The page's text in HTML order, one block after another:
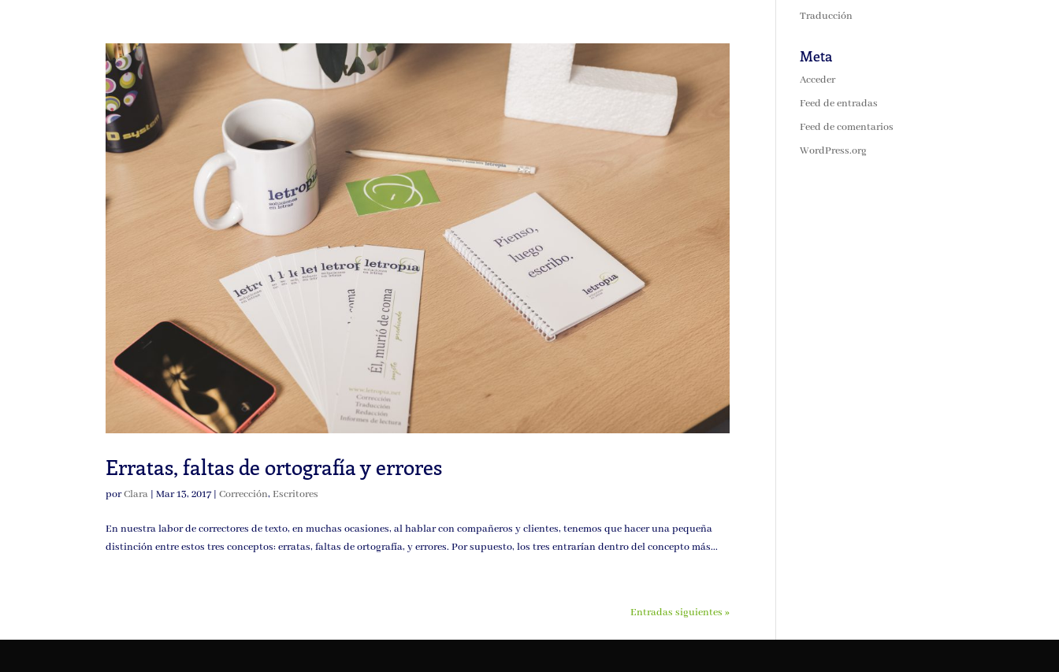
Erratas, faltas de ortografía y errores
porClara |Mar 13, 2017|Corrección,Escritores
En nuestra labor de correctores de texto, en muchas ocasiones, al hablar con compañeros y clientes, tenemos que hacer una pequeña
distinción entre estos tres conceptos: erratas, faltas de ortografía, y errores. Por supuesto, los tres entrarían dentro del concepto más...
Entradas siguientes »
Traducción
Meta
Acceder
Feed de entradas
Feed de comentarios
WordPress.org